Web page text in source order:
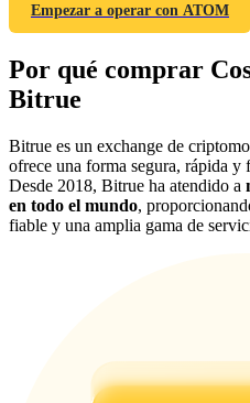
Share 500000 CASHCAT
Exclusive for BitMart Users
Register & Trade to Win
Empezar a operar con ATOM
Por qué comprar
Bitrue
Bitrue es un exchange de
ofrece una forma segura, rápida
Desde 2018, Bitrue ha atendido a
en todo el mundo,
fiable y una amplia gama de